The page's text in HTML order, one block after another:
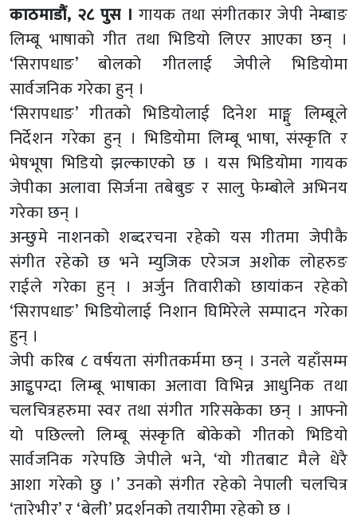
काठमाडौं, २८ पुस । गायक तथा संगीतकार जेपी नेम्बाङ
लिम्बू भाषाको गीत तथा भिडियो लिएर आएका छन् ।
‘सिरापधाङ’ बोलको गीतलाई जेपीले भिडियोमा
सार्वजनिक गरेका हुन् ।
‘सिरापधाङ’ गीतको भिडियोलाई दिनेश माङ्मु लिम्बूले
निर्देशन गरेका हुन् । भिडियोमा लिम्बू भाषा, संस्कृति र
भेषभूषा भिडियो झल्काएको छ । यस भिडियोमा गायक
जेपीका अलावा सिर्जना तबेबुङ र सालु फेम्बोले अभिनय
गरेका छन् ।
अन्छुमे नाशनको शब्दरचना रहेको यस गीतमा जेपीकै
संगीत रहेको छ भने म्युजिक एरेञज अशोक लोहरुङ
राईले गरेका हुन् । अर्जुन तिवारीको छायांकन रहेको
‘सिरापधाङ’ भिडियोलाई निशान घिमिरेले सम्पादन गरेका
हुन् ।
जेपी करिब ८ वर्षयता संगीतकर्ममा छन् । उनले यहाँसम्म
आइुपग्दा लिम्बू भाषाका अलावा विभिन्न आधुनिक तथा
चलचित्रहरुमा स्वर तथा संगीत गरिसकेका छन् । आफ्नो
यो पछिल्लो लिम्बू संस्कृति बोकेको गीतको भिडियो
सार्वजनिक गरेपछि जेपीले भने, ‘यो गीतबाट मैले धेरै
आशा गरेको छु ।’ उनको संगीत रहेको नेपाली चलचित्र
‘तारेभीर’ र ‘बेली’ प्रदर्शनको तयारीमा रहेको छ ।